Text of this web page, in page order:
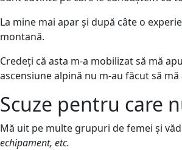
La mine mai apar și după câte o
montană.
Credeți că asta m-a mobilizat să mă
ascensiune alpină nu m-au făcut să
Scuze pentru care
Mă uit pe multe grupuri de femei și
echipament, etc.